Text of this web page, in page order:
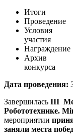
Итоги
Проведение
Условия
участия
Награждение
Архив
конкурса
Дата проведения:
Завершилась III
Робототехнике.
мероприятии
заняли места